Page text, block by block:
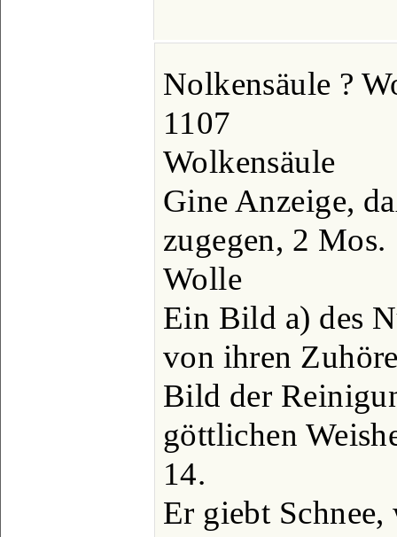
Nolkensäule ?
1107
Wolkensäule
Gine Anzeige,
zugegen, 2
Wolle
Ein Bild a) des
von ihren
Bild der
göttlichen
14.
Er giebt